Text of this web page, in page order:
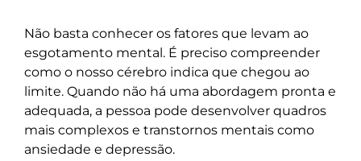
Não basta conhecer os fatores que levam ao
esgotamento mental. É preciso compreender
como o nosso cérebro indica que chegou ao
limite. Quando não há uma abordagem pronta e
adequada, a pessoa pode desenvolver quadros
mais complexos e transtornos mentais como
ansiedade e depressão.